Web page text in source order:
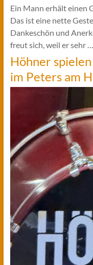
Ein Mann erhält einen
Das ist eine nette
Dankeschön und
freut sich, weil er sehr …
Höhner
im Peters am